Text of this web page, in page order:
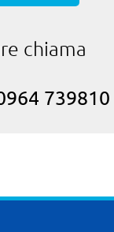
chiama
739810